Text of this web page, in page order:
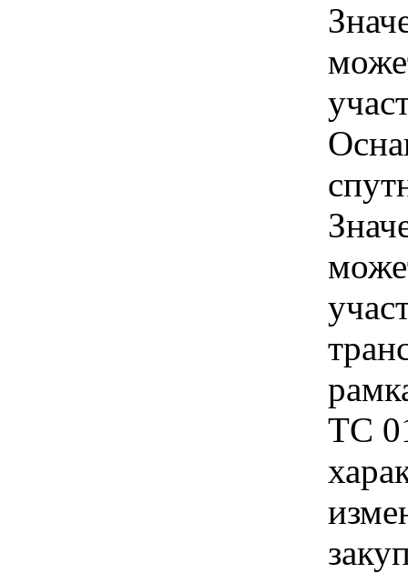
ТС